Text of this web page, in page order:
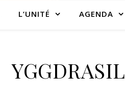
L’UNITÉ AGENDA